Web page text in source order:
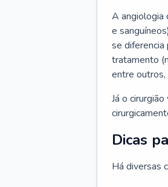
A angiologia
e
se
tratamento
entre outros,
Já o
Dicas
Há diversas